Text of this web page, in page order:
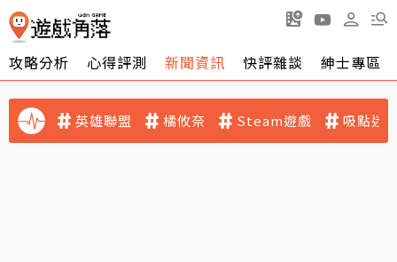
攻略分析 心得評測 新聞資訊 快評雜談 紳士專區
英雄聯盟 橘攸奈 Steam遊戲 吸點迷